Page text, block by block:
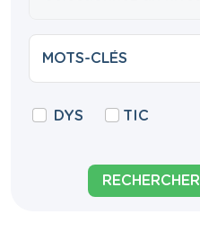
DYS TIC
RECHERCHER